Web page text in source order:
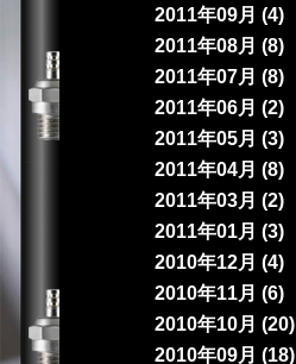
2011年09月 (4)
2011年08月 (8)
2011年07月 (8)
2011年06月 (2)
2011年05月 (3)
2011年04月 (8)
2011年03月 (2)
2011年01月 (3)
2010年12月 (4)
2010年11月 (6)
2010年10月 (20)
2010年09月 (18)